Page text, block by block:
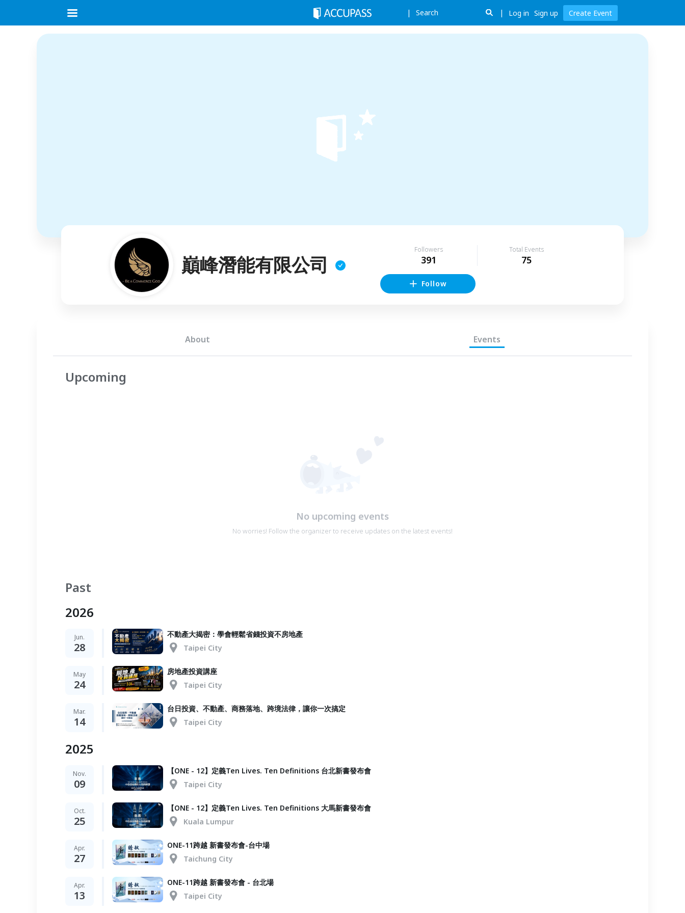
Search Log in Sign up Create Event
巔峰潛能有限公司
Followers
391
Total Events
75
Follow
About Events
Upcoming
No upcoming events
No worries! Follow the organizer to receive updates on the latest events!
Past
2026
Jun.
28
不動產大揭密：學會輕鬆省錢投資不房地產
Taipei City
May
24
房地產投資講座
Taipei City
Mar.
14
台日投資、不動產、商務落地、跨境法律，讓你一次搞定
Taipei City
2025
Nov.
09
【ONE - 12】定義Ten Lives. Ten Definitions 台北新書發布會
Taipei City
Oct.
25
【ONE - 12】定義Ten Lives. Ten Definitions 大馬新書發布會
Kuala Lumpur
Apr.
27
ONE-11跨越 新書發布會-台中場
Taichung City
Apr.
13
ONE-11跨越 新書發布會 - 台北場
Taipei City